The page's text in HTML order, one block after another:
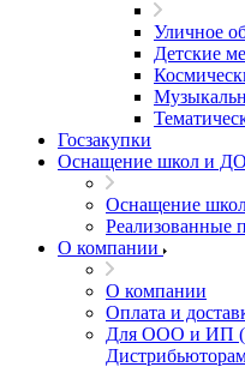
Уличное
Детские
Госзакупки
Оснащение школ и
Оснащение
Реализованные
О компании
О компании
Оплата и
Для ООО и ИП